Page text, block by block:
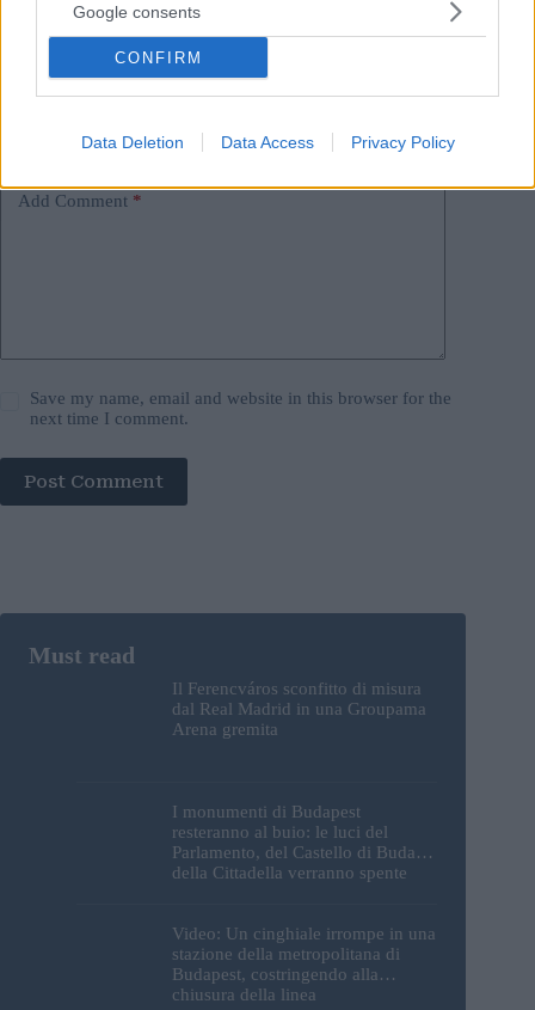
Google consents
CONFIRM
Data Deletion Data Access Privacy Policy
Name*
Add Comment *
Save my name, email and website in this browser for the
next time I comment.
Post Comment
Il Ferencváros sconfitto di misura
dal Real Madrid in una Groupama
Arena gremita
I monumenti di Budapest
resteranno al buio: le luci del
Parlamento, del Castello di Buda e
della Cittadella verranno spente
Video: Un cinghiale irrompe in una
stazione della metropolitana di
Budapest, costringendo alla
chiusura della linea